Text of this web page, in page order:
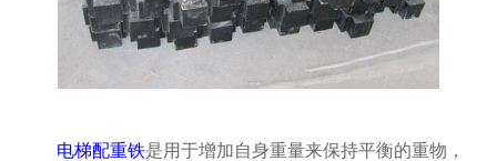
电梯配重铁是用于增加自身重量来保持平衡的重物，